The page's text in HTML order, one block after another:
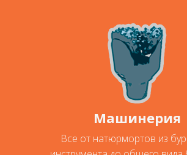
Машинерия
Все от натюрмортов из